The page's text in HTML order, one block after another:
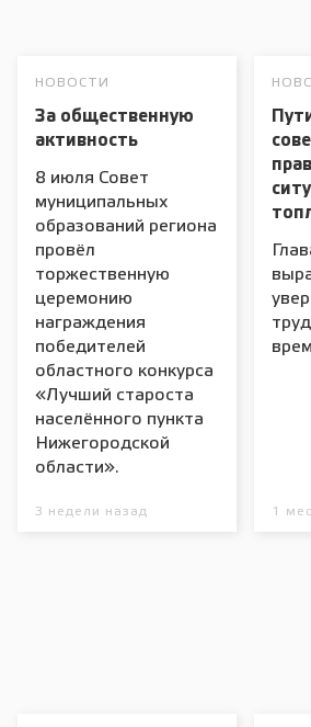
НОВОСТИ
За общественную
активность
8 июля Совет
муниципальных
образований региона
провёл
торжественную
церемонию
награждения
победителей
областного конкурса
«Лучший староста
населённого пункта
Нижегородской
области».
3 недели назад 1